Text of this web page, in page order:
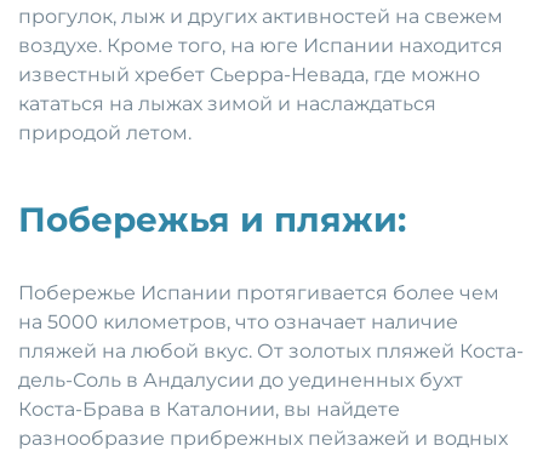
прогулок, лыж и других активностей на свежем
воздухе. Кроме того, на юге Испании находится
известный хребет Сьерра-Невада, где можно
кататься на лыжах зимой и наслаждаться
природой летом.
Побережья и пляжи:
Побережье Испании протягивается более чем
на 5000 километров, что означает наличие
пляжей на любой вкус. От золотых пляжей Коста-
дель-Соль в Андалусии до уединенных бухт
Коста-Брава в Каталонии, вы найдете
разнообразие прибрежных пейзажей и водных